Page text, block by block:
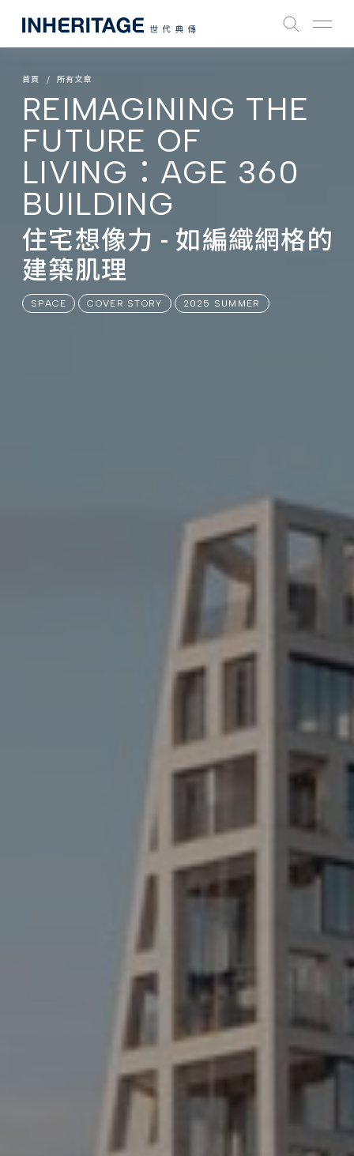
首頁 所有文章
REIMAGINING THE
FUTURE OF
LIVING：AGE 360
BUILDING
住宅想像力 - 如編織網格的
建築肌理
SPACE COVER STORY 2025 SUMMER